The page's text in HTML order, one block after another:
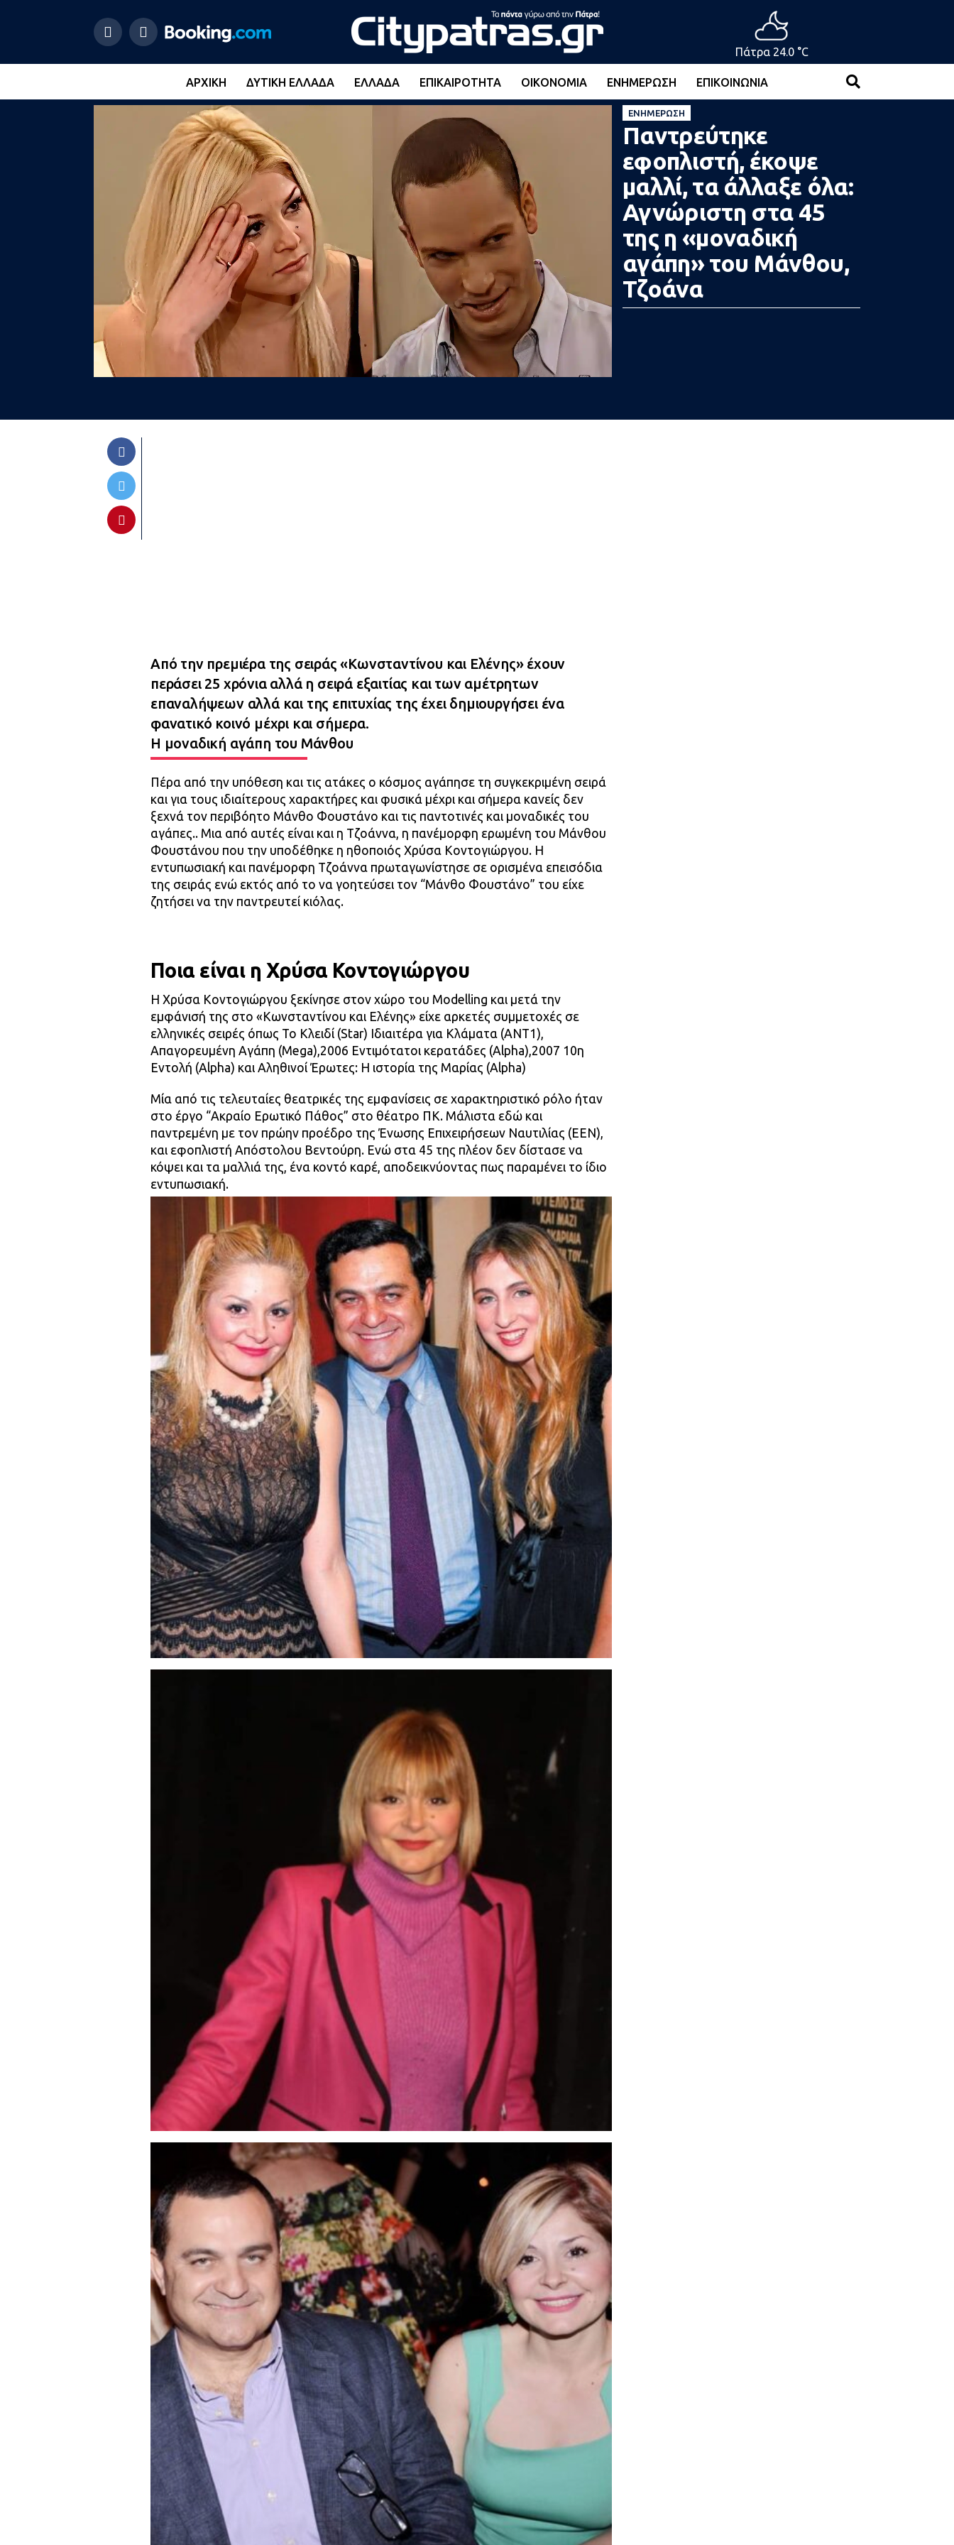
Πάτρα 24.0 °C
ΑΡΧΙΚΉ ΔΥΤΙΚΉ ΕΛΛΆΔΑ ΕΛΛΆΔΑ ΕΠΙΚΑΙΡΌΤΗΤΑ ΟΙΚΟΝΟΜΊΑ ΕΝΗΜΈΡΩΣΗ ΕΠΙΚΟΙΝΩΝΊΑ
ΕΝΗΜΈΡΩΣΗ
Παντρεύτηκε
εφοπλιστή, έκοψε
μαλλί, τα άλλαξε όλα:
Αγνώριστη στα 45
της η «μοναδική
αγάπη» του Μάνθου,
Τζοάνα
Από την πρεμιέρα της σειράς «Κωνσταντίνου και Ελένης» έχουν
περάσει 25 χρόνια αλλά η σειρά εξαιτίας και των αμέτρητων
επαναλήψεων αλλά και της επιτυχίας της έχει δημιουργήσει ένα
φανατικό κοινό μέχρι και σήμερα.
Η μοναδική αγάπη του Μάνθου
Πέρα από την υπόθεση και τις ατάκες ο κόσμος αγάπησε τη συγκεκριμένη σειρά
και για τους ιδιαίτερους χαρακτήρες και φυσικά μέχρι και σήμερα κανείς δεν
ξεχνά τον περιβόητο Μάνθο Φουστάνο και τις παντοτινές και μοναδικές του
αγάπες.. Μια από αυτές είναι και η Τζοάννα, η πανέμορφη ερωμένη του Μάνθου
Φουστάνου που την υποδέθηκε η ηθοποιός Χρύσα Κοντογιώργου. Η
εντυπωσιακή και πανέμορφη Τζοάννα πρωταγωνίστησε σε ορισμένα επεισόδια
της σειράς ενώ εκτός από το να γοητεύσει τον “Μάνθο Φουστάνο” του είχε
ζητήσει να την παντρευτεί κιόλας.
Ποια είναι η Χρύσα Κοντογιώργου
Η Χρύσα Κοντογιώργου ξεκίνησε στον χώρο του Modelling και μετά την
εμφάνισή της στο «Κωνσταντίνου και Ελένης» είχε αρκετές συμμετοχές σε
ελληνικές σειρές όπως Το Κλειδί (Star) Ιδιαιτέρα για Κλάματα (AΝΤ1),
Απαγορευμένη Αγάπη (Mega),2006 Εντιμότατοι κερατάδες (Alpha),2007 10η
Εντολή (Alpha) και Αληθινοί Έρωτες: Η ιστορία της Μαρίας (Alpha)
Μία από τις τελευταίες θεατρικές της εμφανίσεις σε χαρακτηριστικό ρόλο ήταν
στο έργο “Ακραίο Ερωτικό Πάθος” στο θέατρο ΠΚ. Μάλιστα εδώ και
παντρεμένη με τον πρώην προέδρο της Ένωσης Επιχειρήσεων Ναυτιλίας (ΕΕΝ),
και εφοπλιστή Απόστολου Βεντούρη. Ενώ στα 45 της πλέον δεν δίστασε να
κόψει και τα μαλλιά της, ένα κοντό καρέ, αποδεικνύοντας πως παραμένει το ίδιο
εντυπωσιακή.